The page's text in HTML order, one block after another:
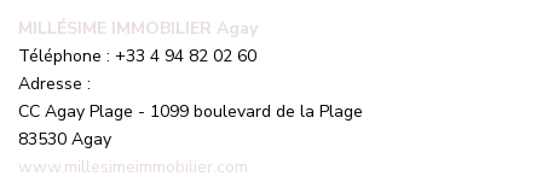
Nos Agences
ESTIMATION
MILLÉSIME IMMOBILIER Agay
Téléphone : +33 4 94 82 02 60
Adresse :
CC Agay Plage - 1099 boulevard de la Plage
83530 Agay
www.millesimeimmobilier.com